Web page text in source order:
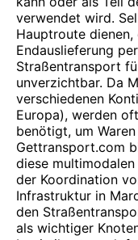
verwendet wird.
Hauptroute
Endauslieferung
Straßentransport
unverzichtbar. Da
verschiedenen
Europa), werden
benötigt, um
Gettransport.com
diese
der Koordination
Infrastruktur in
den
als wichtiger